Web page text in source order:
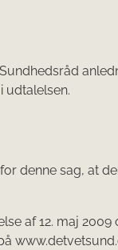
udtalelsen.
denne sag, at
af 12. maj